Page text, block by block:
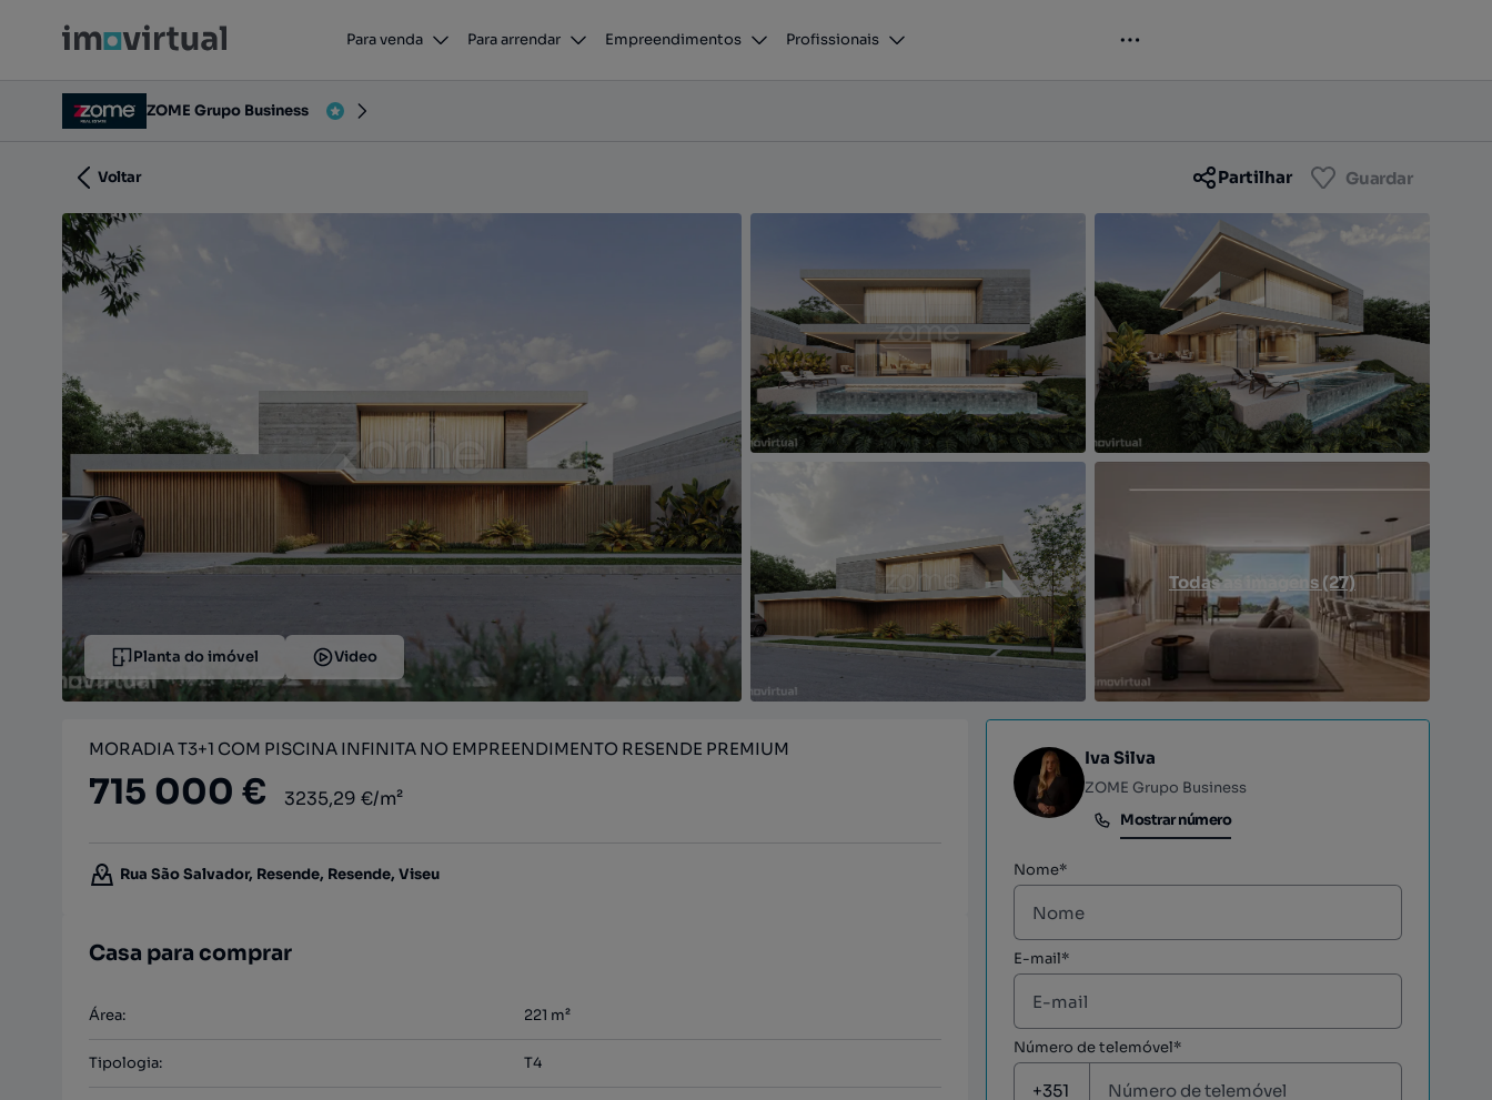
Para venda Para arrendar Empreendimentos Profissionais
Rua São Salvador, Resende, Resende, Viseu
ZOME Grupo Business
Voltar Partilhar Guardar
Todas as imagens (27)
Planta do imóvel Video
MORADIA T3+1 COM PISCINA INFINITA NO EMPREENDIMENTO RESENDE PREMIUM
715 000 € 3235,29 €/m²
Rua São Salvador, Resende, Resende, Viseu
Casa para comprar
Área: 221 m²
Tipologia: T4
Iva Silva
ZOME Grupo Business
Mostrar número
Mostrar número
Nome*
E-mail*
Número de telemóvel*